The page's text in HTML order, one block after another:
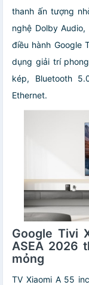
thanh ấn tượng
nghệ Dolby
điều hành Google
dụng giải trí
kép, Bluetooth
Ethernet.
Google Tivi
ASEA 2026
mỏng
TV Xiaomi A 55